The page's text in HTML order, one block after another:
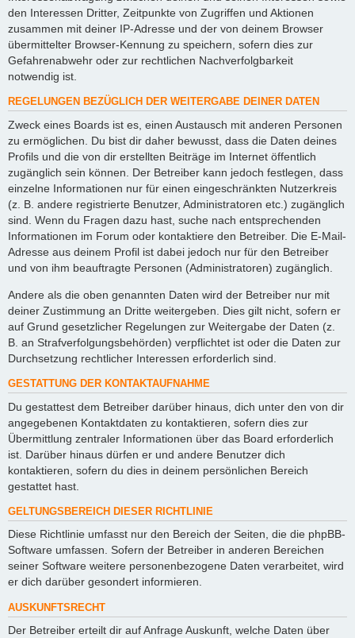
den Interessen Dritter, Zeitpunkte von Zugriffen und Aktionen
zusammen mit deiner IP-Adresse und der von deinem Browser
übermittelter Browser-Kennung zu speichern, sofern dies zur
Gefahrenabwehr oder zur rechtlichen Nachverfolgbarkeit
notwendig ist.
REGELUNGEN BEZÜGLICH DER WEITERGABE DEINER DATEN
Zweck eines Boards ist es, einen Austausch mit anderen Personen
zu ermöglichen. Du bist dir daher bewusst, dass die Daten deines
Profils und die von dir erstellten Beiträge im Internet öffentlich
zugänglich sein können. Der Betreiber kann jedoch festlegen, dass
einzelne Informationen nur für einen eingeschränkten Nutzerkreis
(z. B. andere registrierte Benutzer, Administratoren etc.) zugänglich
sind. Wenn du Fragen dazu hast, suche nach entsprechenden
Informationen im Forum oder kontaktiere den Betreiber. Die E-Mail-
Adresse aus deinem Profil ist dabei jedoch nur für den Betreiber
und von ihm beauftragte Personen (Administratoren) zugänglich.
Andere als die oben genannten Daten wird der Betreiber nur mit
deiner Zustimmung an Dritte weitergeben. Dies gilt nicht, sofern er
auf Grund gesetzlicher Regelungen zur Weitergabe der Daten (z.
B. an Strafverfolgungsbehörden) verpflichtet ist oder die Daten zur
Durchsetzung rechtlicher Interessen erforderlich sind.
GESTATTUNG DER KONTAKTAUFNAHME
Du gestattest dem Betreiber darüber hinaus, dich unter den von dir
angegebenen Kontaktdaten zu kontaktieren, sofern dies zur
Übermittlung zentraler Informationen über das Board erforderlich
ist. Darüber hinaus dürfen er und andere Benutzer dich
kontaktieren, sofern du dies in deinem persönlichen Bereich
gestattet hast.
GELTUNGSBEREICH DIESER RICHTLINIE
Diese Richtlinie umfasst nur den Bereich der Seiten, die die phpBB-
Software umfassen. Sofern der Betreiber in anderen Bereichen
seiner Software weitere personenbezogene Daten verarbeitet, wird
er dich darüber gesondert informieren.
AUSKUNFTSRECHT
Der Betreiber erteilt dir auf Anfrage Auskunft, welche Daten über